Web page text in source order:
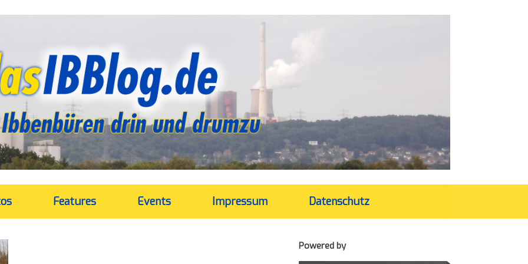
Features Events Impressum Datenschutz
Powered by